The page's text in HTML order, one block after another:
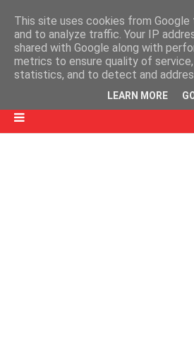
This site uses cookies from
and to analyze traffic. Your IP
shared with Google along with
metrics to ensure quality of
statistics, and to detect and
LEARN MORE